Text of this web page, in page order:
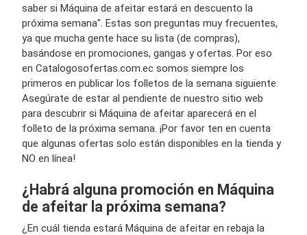
saber si Máquina de afeitar estará en descuento la
próxima semana". Estas son preguntas muy frecuentes,
ya que mucha gente hace su lista (de compras),
basándose en promociones, gangas y ofertas. Por eso
en Catalogosofertas.com.ec somos siempre los
primeros en publicar los folletos de la semana siguiente.
Asegúrate de estar al pendiente de nuestro sitio web
para descubrir si Máquina de afeitar aparecerá en el
folleto de la próxima semana. ¡Por favor ten en cuenta
que algunas ofertas solo están disponibles en la tienda y
NO en línea!
¿Habrá alguna promoción en Máquina
de afeitar la próxima semana?
¿En cuál tienda estará Máquina de afeitar en rebaja la